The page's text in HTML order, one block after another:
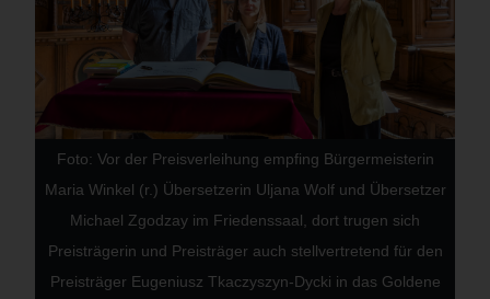
Foto: Vor der Preisverleihung empfing Bürgermeisterin
Maria Winkel (r.) Übersetzerin Uljana Wolf und Übersetzer
Michael Zgodzay im Friedenssaal, dort trugen sich
Preisträgerin und Preisträger auch stellvertretend für den
Preisträger Eugeniusz Tkaczyszyn-Dycki in das Goldene